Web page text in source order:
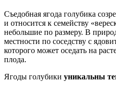
Съедобная ягода голубика
и относится к семейству
небольшие по размеру. В
местности по соседству с
которого может оседать на
плода.
Ягоды голубики уникальны